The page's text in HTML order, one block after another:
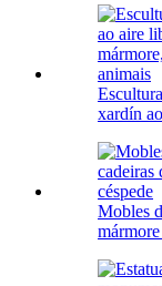
xardín
Mobles